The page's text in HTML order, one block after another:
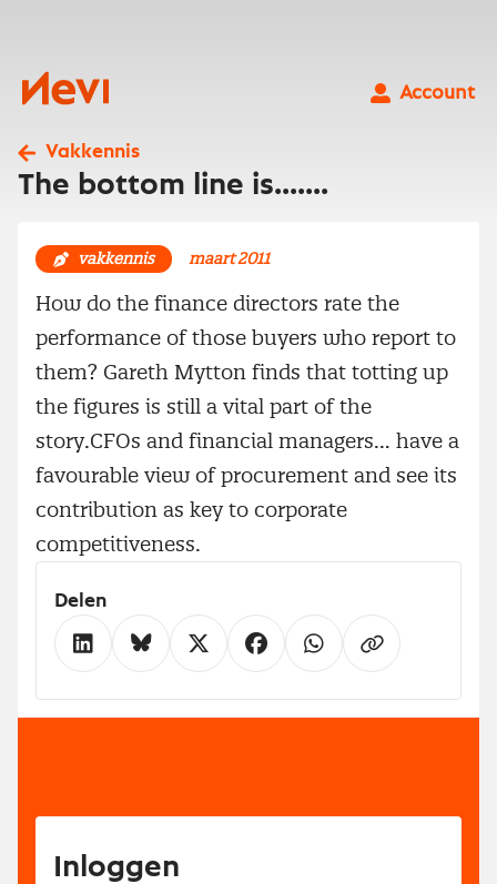
Nevi
Account
Vakkennis
The bottom line is.......
vakkennis maart 2011
How do the finance directors rate the
performance of those buyers who report to
them? Gareth Mytton finds that totting up
the figures is still a vital part of the
story.CFOs and financial managers… have a
favourable view of procurement and see its
contribution as key to corporate
competitiveness.
Delen
Inloggen